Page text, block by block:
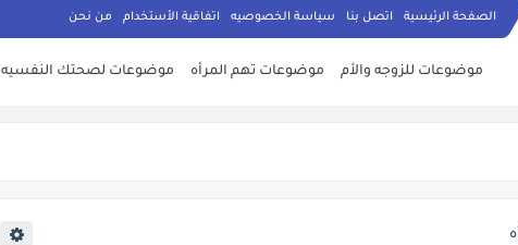
الصفحة الرئيسية اتصل بنا سياسة الخصوصيه اتفاقية الأستخدام من نحن
موضوعات للزوجه والأم موضوعات تهم المرأه موضوعات لصحتك النفسيه